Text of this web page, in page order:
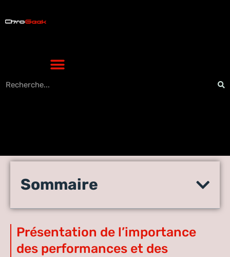
Stratégies et astuces
passionnés de High-Tech
Sommaire
Présentation de l’importance
des performances et des